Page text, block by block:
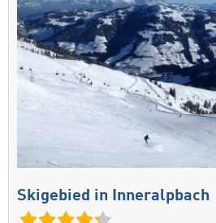
Skigebied in Inneralpbach